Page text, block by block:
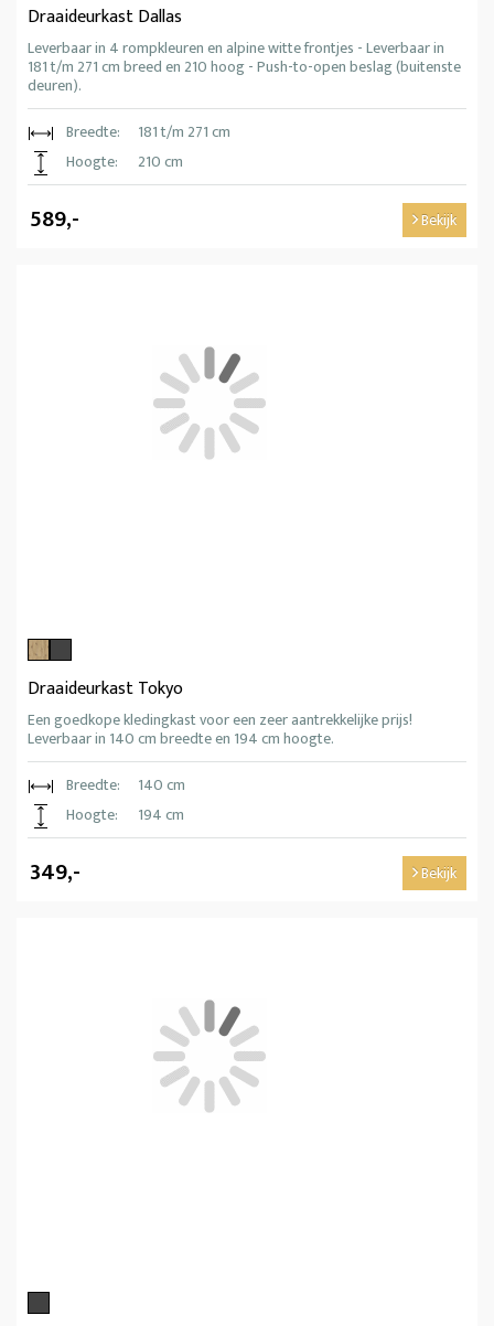
Draaideurkast Dallas
Leverbaar in 4 rompkleuren en alpine witte frontjes - Leverbaar in
181 t/m 271 cm breed en 210 hoog - Push-to-open beslag (buitenste
deuren).
Breedte:
181 t/m 271 cm
Hoogte:
210 cm
589,- Bekijk
Draaideurkast Tokyo
Een goedkope kledingkast voor een zeer aantrekkelijke prijs!
Leverbaar in 140 cm breedte en 194 cm hoogte.
Breedte:
140 cm
Hoogte:
194 cm
349,- Bekijk